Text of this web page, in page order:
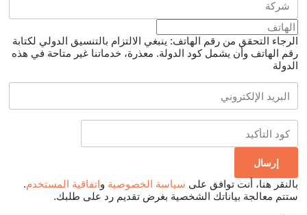
الرجاء التحقق من رقم الهاتف: ينبغي الالتزام بالتنسيق الدولي لكتابة
رقم الهاتف وأن يشمل كود الدولة. معذرة، خدماتنا غير متاحة في هذه
الدولة
بالنقر هنا، أنت توافق على سياسة الخصوصية واتفاقية المستخدم.
ستتم معالجة بياناتك الشخصية بغرض تقديم رد على طلبك.